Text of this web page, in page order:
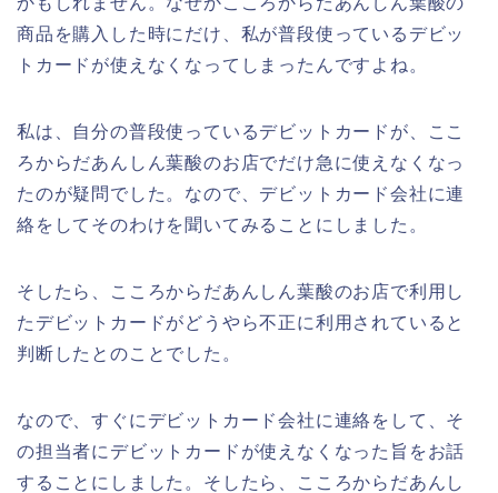
商品を購入した時にだけ、私が普段使っているデビッ
トカードが使えなくなってしまったんですよね。
私は、自分の普段使っているデビットカードが、ここ
ろからだあんしん葉酸のお店でだけ急に使えなくなっ
たのが疑問でした。なので、デビットカード会社に連
絡をしてそのわけを聞いてみることにしました。
そしたら、こころからだあんしん葉酸のお店で利用し
たデビットカードがどうやら不正に利用されていると
判断したとのことでした。
なので、すぐにデビットカード会社に連絡をして、そ
の担当者にデビットカードが使えなくなった旨をお話
することにしました。そしたら、こころからだあんし